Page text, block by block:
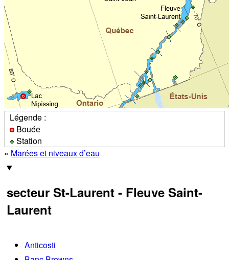
Légende :
Bouée
Station
» Marées et niveaux d’eau
secteur St-Laurent - Fleuve Saint-
Laurent
Anticosti